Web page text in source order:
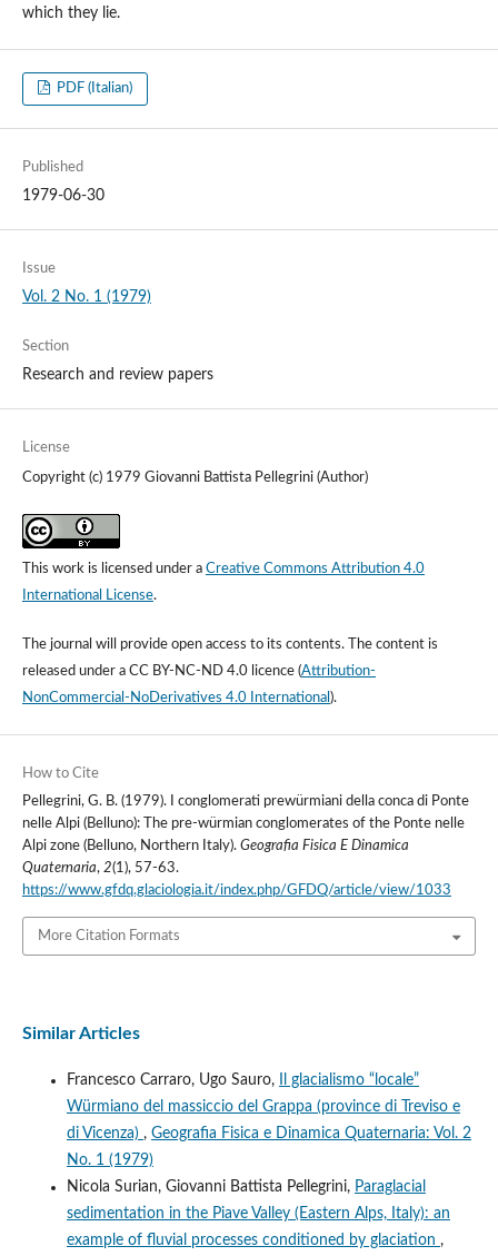
which they lie.
PDF (Italian)
Published
1979-06-30
Issue
Vol. 2 No. 1 (1979)
Section
Research and review papers
License
Copyright (c) 1979 Giovanni Battista Pellegrini (Author)
This work is licensed under a Creative Commons Attribution 4.0
International License.
The journal will provide open access to its contents.The content is
released under a CC BY-NC-ND 4.0 licence(Attribution-
NonCommercial-NoDerivatives 4.0 International ).
How to Cite
Pellegrini, G. B. (1979). I conglomerati prewürmiani della conca di Ponte
nelle Alpi (Belluno): The pre-würmian conglomerates of the Ponte nelle
Alpi zone (Belluno, Northern Italy). Geografia Fisica E Dinamica
Quaternaria, 2(1), 57-63.
https://www.gfdq.glaciologia.it/index.php/GFDQ/article/view/1033
More Citation Formats
Similar Articles
Francesco Carraro, Ugo Sauro,
Il glacialismo “locale”
Würmiano del massiccio del Grappa (province di Treviso e
di Vicenza) , Geografia Fisica e Dinamica Quaternaria: Vol. 2
No. 1 (1979)
Nicola Surian, Giovanni Battista Pellegrini, Paraglacial
sedimentation in the Piave Valley (Eastern Alps, Italy): an
example of fluvial processes conditioned by glaciation ,